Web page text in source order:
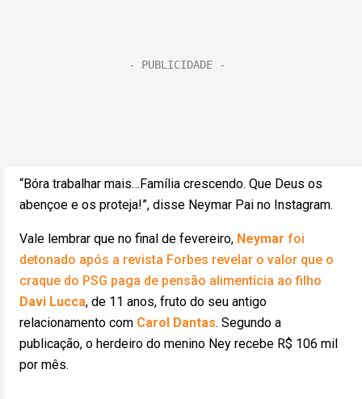
“Bóra trabalhar mais…Família crescendo. Que Deus os
abençoe e os proteja!”, disse Neymar Pai no Instagram.
Vale lembrar que no final de fevereiro, Neymar foi
detonado após a revista Forbes revelar o valor que o
craque do PSG paga de pensão alimentícia ao filho
Davi Lucca, de 11 anos, fruto do seu antigo
relacionamento com Carol Dantas. Segundo a
publicação, o herdeiro do menino Ney recebe R$ 106 mil
por mês.